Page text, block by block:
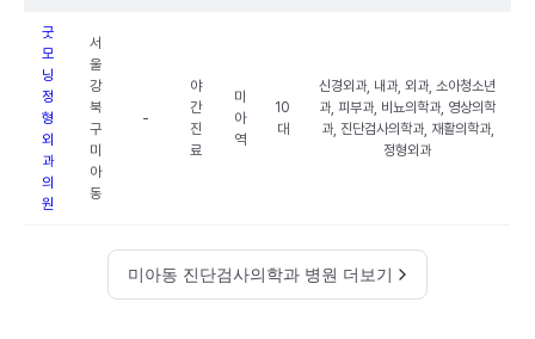
굿
모
닝
정
형
외
과
의
원
서
울
강
북
구
미
아
동
-
야
간
진
료
미
아
역
10
대
신경외과, 내과, 외과, 소아청소년
과, 피부과, 비뇨의학과, 영상의학
과, 진단검사의학과, 재활의학과,
정형외과
미아동 진단검사의학과 병원 더보기